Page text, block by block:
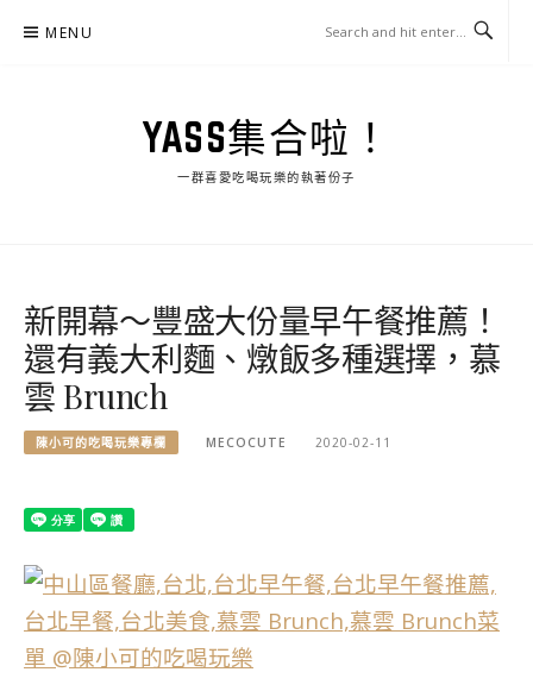
MENU
YASS集合啦！
一群喜愛吃喝玩樂的執著份子
新開幕～豐盛大份量早午餐推薦！
還有義大利麵、燉飯多種選擇，慕
雲 Brunch
陳小可的吃喝玩樂專欄 MECOCUTE 2020-02-11